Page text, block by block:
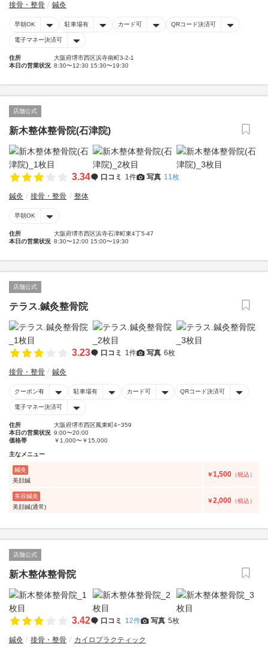
接骨・整骨 鍼灸
早朝OK 駐車場有 カード可 QRコード決済可
電子マネー決済可
住所
大阪府堺市西区浜寺南町3-2-1
本日の営業状況 8:30〜12:30 15:30〜19:30
店舗公式
新木整体整骨院(石津院)
3.34 口コミ 1件 写真 11枚
鍼灸 接骨・整骨 整体
早朝OK
住所
大阪府堺市西区浜寺石津町東4丁5-47
本日の営業状況 8:30〜12:00 15:00〜19:30
店舗公式
テラス.鍼灸整骨院
3.23 口コミ 1件 写真 6枚
接骨・整骨 鍼灸
クーポン有 駐車場有 カード可 QRコード決済可
電子マネー決済可
住所
大阪府堺市西区鳳東町4−359
本日の営業状況 9:00〜20:00
価格帯
￥1,000〜￥15,000
主なメニュー
鍼灸
美顔鍼
￥1,500 （税込）
美容鍼灸
美顔鍼(通常)
￥2,000 （税込）
店舗公式
新木整体整骨院
3.42 口コミ 12件 写真 5枚
鍼灸 接骨・整骨 カイロプラクティック